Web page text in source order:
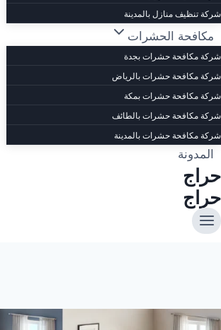
شركة تنظيف منازل بالمدينة
مكافحة الحشرات
شركة مكافحة حشرات بجدة
شركة مكافحة حشرات بالرياض
شركة مكافحة حشرات بمكة
شركة مكافحة حشرات بالطائف
شركة مكافحة حشرات بالمدينة
المدونة
حراج
حراج